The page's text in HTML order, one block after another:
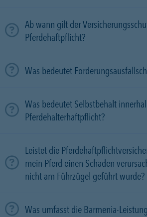
Ab wann gilt der
Pferdehaftpflicht?
Was bedeutet
Was bedeutet Selbstbehalt
Pferdehalterhaftpflicht?
Leistet die
mein Pferd einen Schaden
nicht am Führzügel geführt wurde?
Was umfasst die Barmenia-